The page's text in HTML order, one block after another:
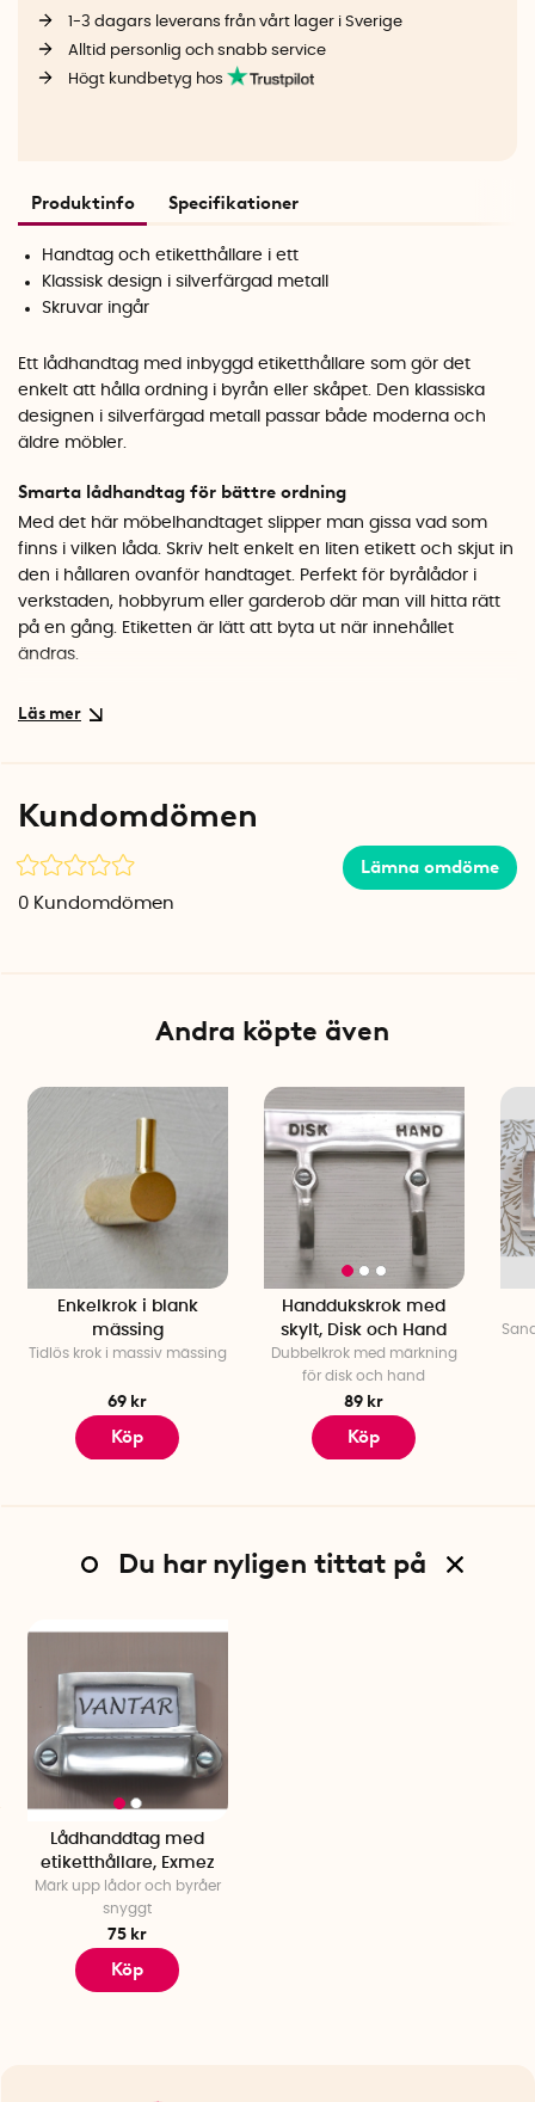
1-3 dagars leverans från vårt lager i Sverige
Alltid personlig och snabb service
Högt kundbetyg hos
Produktinfo Specifikationer
Handtag och etiketthållare i ett
Klassisk design i silverfärgad metall
Skruvar ingår
Ett lådhandtag med inbyggd etiketthållare som gör det
enkelt att hålla ordning i byrån eller skåpet. Den klassiska
designen i silverfärgad metall passar både moderna och
äldre möbler.
Smarta lådhandtag för bättre ordning
Med det här möbelhandtaget slipper man gissa vad som
finns i vilken låda. Skriv helt enkelt en liten etikett och skjut in
den i hållaren ovanför handtaget. Perfekt för byrålådor i
verkstaden, hobbyrum eller garderob där man vill hitta rätt
på en gång. Etiketten är lätt att byta ut när innehållet
ändras.
Enkel montering
Specifikationer
Mått: 7 x 4 cm (B x H)
Färg: Silver
Kundomdömen
Lämna omdöme
0 Kundomdömen
Andra köpte även
Enkelkrok i blank
mässing
Tidlös krok i massiv mässing
69 kr
Köp
Handdukskrok med
skylt, Disk och Hand
Dubbelkrok med märkning
för disk och hand
89 kr
Köp
Du har nyligen tittat på
Lådhanddtag med
etiketthållare, Exmez
Märk upp lådor och byråer
snyggt
75 kr
Köp